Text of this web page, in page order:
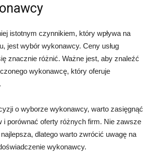
istotnym czynnikiem, który wpływa na
jest wybór wykonawcy. Ceny usług
znacznie różnić. Ważne jest, aby znaleźć
wykonawcę, który oferuje
o wyborze wykonawcy, warto zasięgnąć
i porównać oferty różnych firm. Nie zawsze
dlatego warto zwrócić uwagę na
wykonawcy.